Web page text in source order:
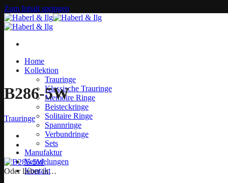
Zum Inhalt springen
Home
Kollektion
Trauringe
Klassische Trauringe
Memoire Ringe
Beisteckringe
Solitaire Ringe
Spannringe
Verbundringe
Sets
Manufaktur
Veredelungen
Kontakt
B286-5W
Trauringe
Oder lieber in…